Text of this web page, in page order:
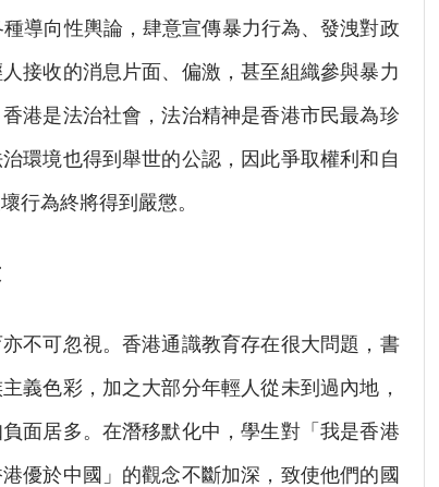
導向性輿論，肆意宣傳暴力行為、發洩對政
接收的消息片面、偏激，甚至組織參與暴力
港是法治社會，法治精神是香港市民最為珍
環境也得到舉世的公認，因此爭取權利和自
行為終將得到嚴懲。
可忽視。香港通識教育存在很大問題，書
義色彩，加之大部分年輕人從未到過內地，
面居多。在潛移默化中，學生對「我是香港
優於中國」的觀念不斷加深，致使他們的國